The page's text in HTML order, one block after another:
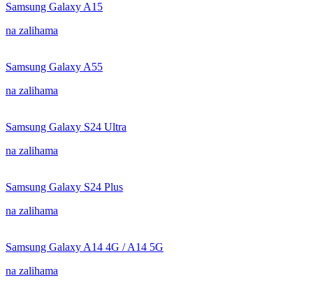
Samsung Galaxy A15
na zalihama
Samsung Galaxy A55
na zalihama
Samsung Galaxy S24 Ultra
na zalihama
Samsung Galaxy S24 Plus
na zalihama
Samsung Galaxy A14 4G / A14 5G
na zalihama